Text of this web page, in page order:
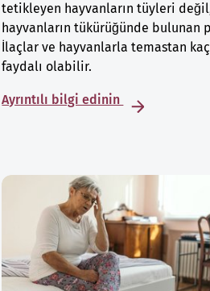
tetikleyen hayvanların tüyleri
hayvanların tükürüğünde bulunan
İlaçlar ve hayvanlarla temastan
faydalı olabilir.
Ayrıntılı bilgi edinin